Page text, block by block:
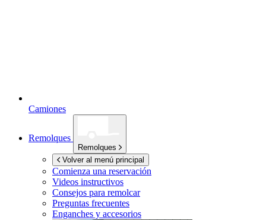
Camiones
Remolques
Remolques
Volver al menú principal
Comienza una reservación
Videos instructivos
Consejos para remolcar
Preguntas frecuentes
Enganches y accesorios